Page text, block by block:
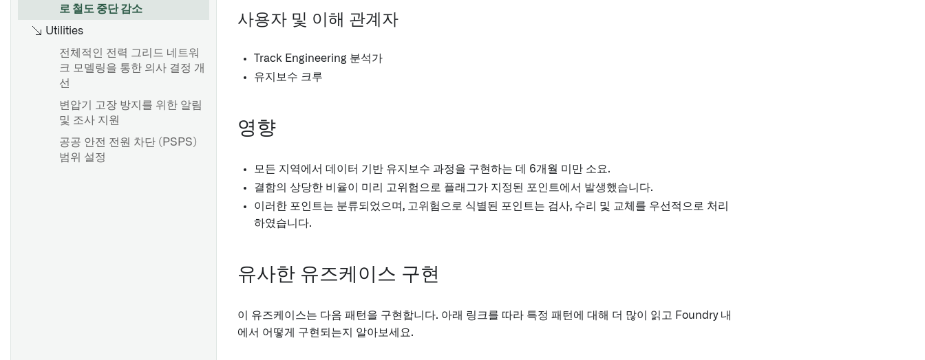
로 철도 중단 감소
Utilities
전체적인 전력 그리드 네트워
크 모델링을 통한 의사 결정 개
선
변압기 고장 방지를 위한 알림
및 조사 지원
공공 안전 전원 차단 (PSPS)
범위 설정
사용자 및 이해 관계자
Track Engineering 분석가
유지보수 크루
영향
모든 지역에서 데이터 기반 유지보수 과정을 구현하는 데 6개월 미만 소요.
결함의 상당한 비율이 미리 고위험으로 플래그가 지정된 포인트에서 발생했습니다.
이러한 포인트는 분류되었으며, 고위험으로 식별된 포인트는 검사, 수리 및 교체를 우선적으로 처리
하였습니다.
유사한 유즈케이스 구현
이 유즈케이스는 다음 패턴을 구현합니다. 아래 링크를 따라 특정 패턴에 대해 더 많이 읽고 Foundry 내
에서 어떻게 구현되는지 알아보세요.